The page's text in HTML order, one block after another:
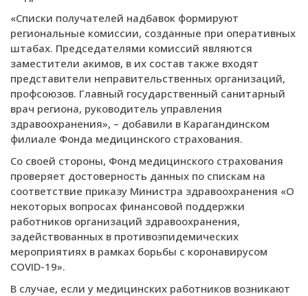
«Списки получателей надбавок формируют
региональные комиссии, созданные при оперативных
штабах. Председателями комиссий являются
заместители акимов, в их состав также входят
представители неправительственных организаций,
профсоюзов. Главный государственный санитарный
врач региона, руководитель управления
здравоохранения», – добавили в Карагандинском
филиале Фонда медицинского страхования.
Со своей стороны, Фонд медицинского страхования
проверяет достоверность данных по спискам на
соответствие приказу Министра здравоохранения «О
некоторых вопросах финансовой поддержки
работников организаций здравоохранения,
задействованных в противоэпидемических
мероприятиях в рамках борьбы с коронавирусом
COVID-19».
В случае, если у медицинских работников возникают